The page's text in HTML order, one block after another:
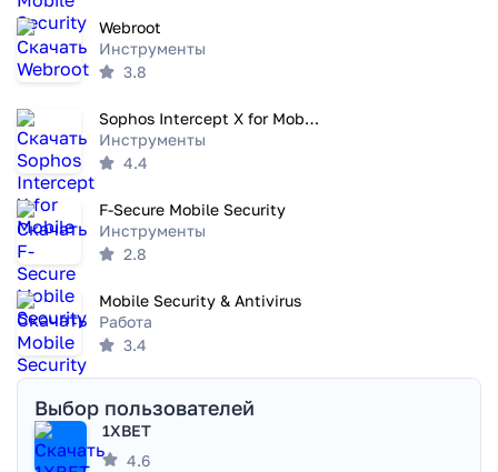
Webroot
Инструменты
3.8
Sophos Intercept X for Mobile
Инструменты
4.4
F-Secure Mobile Security
Инструменты
2.8
Mobile Security & Antivirus
Работа
3.4
Выбор пользователей
1XBET
4.6